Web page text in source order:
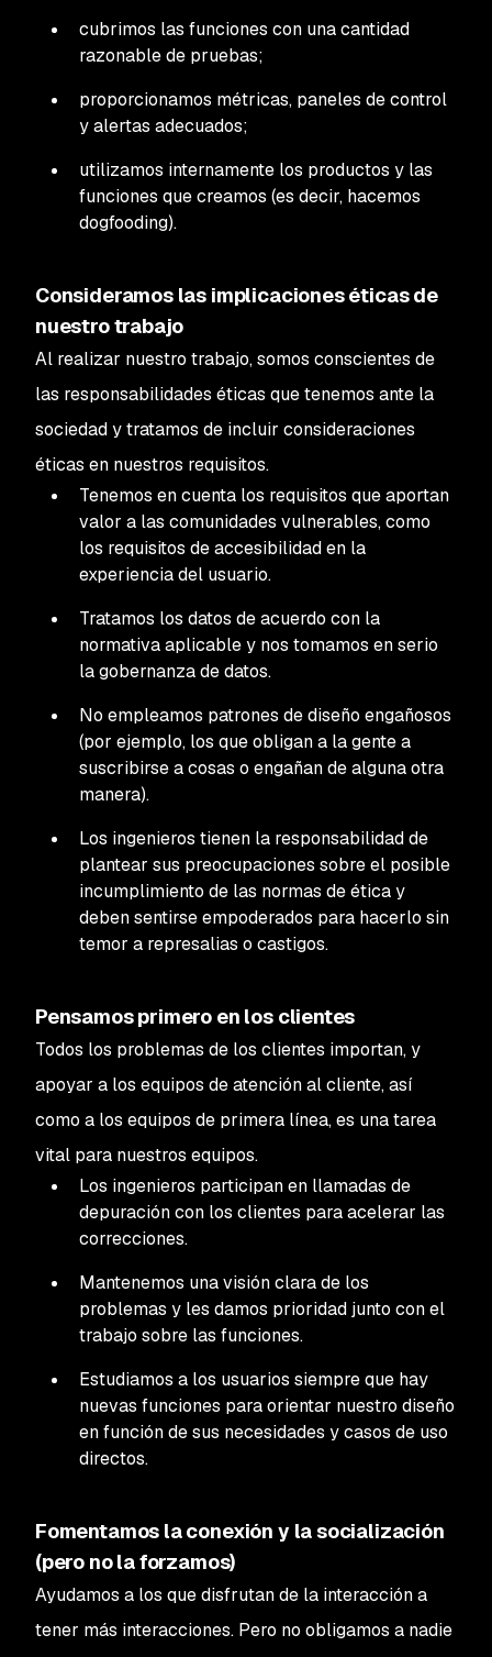
cubrimos las funciones con una cantidad
razonable de pruebas;
proporcionamos métricas, paneles de control
y alertas adecuados;
utilizamos internamente los productos y las
funciones que creamos (es decir, hacemos
dogfooding).
Consideramos las implicaciones éticas de
nuestro trabajo
Al realizar nuestro trabajo, somos conscientes de
las responsabilidades éticas que tenemos ante la
sociedad y tratamos de incluir consideraciones
éticas en nuestros requisitos.
Tenemos en cuenta los requisitos que aportan
valor a las comunidades vulnerables, como
los requisitos de accesibilidad en la
experiencia del usuario.
Tratamos los datos de acuerdo con la
normativa aplicable y nos tomamos en serio
la gobernanza de datos.
No empleamos patrones de diseño engañosos
(por ejemplo, los que obligan a la gente a
suscribirse a cosas o engañan de alguna otra
manera).
Los ingenieros tienen la responsabilidad de
plantear sus preocupaciones sobre el posible
incumplimiento de las normas de ética y
deben sentirse empoderados para hacerlo sin
temor a represalias o castigos.
Pensamos primero en los clientes
Todos los problemas de los clientes importan, y
apoyar a los equipos de atención al cliente, así
como a los equipos de primera línea, es una tarea
vital para nuestros equipos.
Los ingenieros participan en llamadas de
depuración con los clientes para acelerar las
correcciones.
Mantenemos una visión clara de los
problemas y les damos prioridad junto con el
trabajo sobre las funciones.
Estudiamos a los usuarios siempre que hay
nuevas funciones para orientar nuestro diseño
en función de sus necesidades y casos de uso
directos.
Fomentamos la conexión y la socialización
(pero no la forzamos)
Ayudamos a los que disfrutan de la interacción a
tener más interacciones. Pero no obligamos a nadie